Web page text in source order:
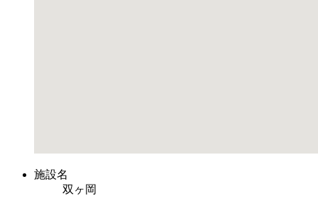
施設名
双ヶ岡